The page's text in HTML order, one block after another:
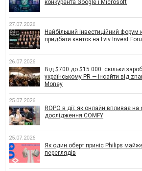
конкурента Google і Microsoft
27.07.2026
Найбільший інвестиційний форум
придбати квиток на Lviv Invest
26.07.2026
Від $700 до $15 000: скільки
українському PR — інсайти від
Money
25.07.2026
ROPO в дії: як онлайн впливає
дослідження COMFY
25.07.2026
Як один оберт приніс Philips
переглядів